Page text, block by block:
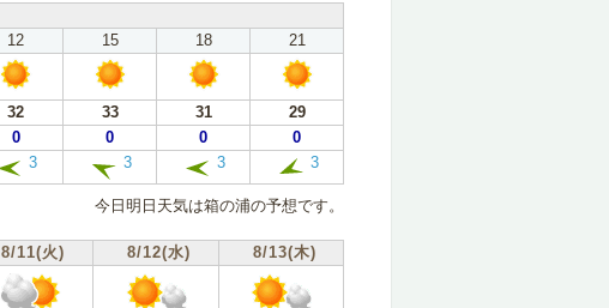
12 15 18
21
32 33 31
29
0 0 0
0
3 3 3 3
今日明日天気は箱の浦の予想です。
8/11(火) 8/12(水) 8/13(木)